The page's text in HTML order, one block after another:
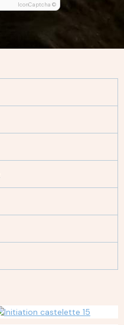
IconCaptcha ©